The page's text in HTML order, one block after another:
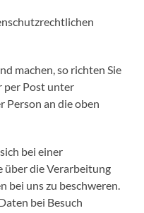
machen, so richten Sie
per Post unter
an die oben
bei einer
die Verarbeitung
bei uns zu beschweren.
bei Besuch